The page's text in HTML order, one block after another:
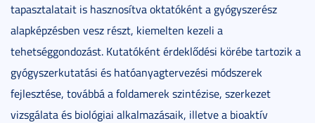
tapasztalatait is hasznosítva oktatóként a gyógyszerész
alapképzésben vesz részt, kiemelten kezeli a
tehetséggondozást. Kutatóként érdeklődési körébe tartozik a
gyógyszerkutatási és hatóanyagtervezési módszerek
fejlesztése, továbbá a foldamerek szintézise, szerkezet
vizsgálata és biológiai alkalmazásaik, illetve a bioaktív